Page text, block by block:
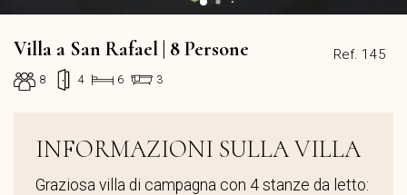
Ref. 145
Villa a San Rafael | 8 Persone
8 4 6 3
INFORMAZIONI SULLA VILLA
Graziosa villa di campagna con 4 stanze da letto: